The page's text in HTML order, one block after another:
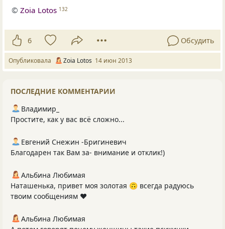
©Zoia Lotos 132
6 Обсудить
Опубликовала Zoia Lotos 14 июн 2013
ПОСЛЕДНИЕ КОММЕНТАРИИ
Владимир_
Простите, как у вас всё сложно...
Евгений Снежин -Бригиневич
Благодарен так Вам за- внимание и отклик!)
Альбина Любимая
Наташенька, привет моя золотая 🙃 всегда радуюсь
твоим сообщениям ❤️
Альбина Любимая